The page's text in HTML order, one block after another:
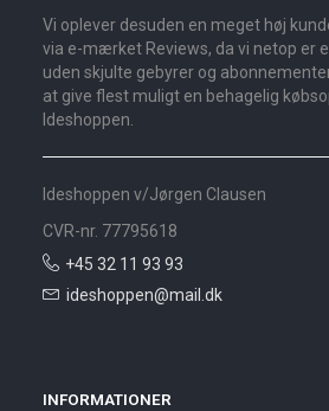
Vi oplever desuden en meget høj
via e-mærket Reviews, da vi netop er
uden skjulte gebyrer og
at give flest muligt en behagelig
Ideshoppen.
Ideshoppen v/Jørgen Clausen
CVR-nr. 77795618
+45 32 11 93 93
ideshoppen@mail.dk
INFORMATIONER